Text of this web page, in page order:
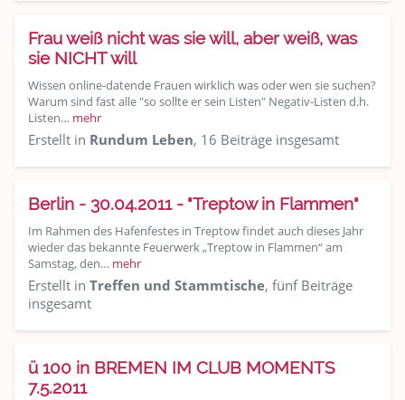
Frau weiß nicht was sie will, aber weiß, was
sie NICHT will
Wissen online-datende Frauen wirklich was oder wen sie suchen?
Warum sind fast alle "so sollte er sein Listen" Negativ-Listen d.h.
Listen… mehr
Erstellt in Rundum Leben, 16 Beiträge insgesamt
Berlin - 30.04.2011 - "Treptow in Flammen"
Im Rahmen des Hafenfestes in Treptow findet auch dieses Jahr
wieder das bekannte Feuerwerk „Treptow in Flammen“ am
Samstag, den… mehr
Erstellt in Treffen und Stammtische, fünf Beiträge
insgesamt
ü 100 in BREMEN IM CLUB MOMENTS
7.5.2011